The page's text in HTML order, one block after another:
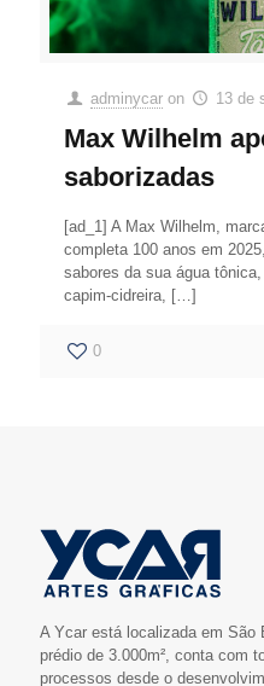
adminycar on 13 de
Max Wilhelm
saborizadas
[ad_1] A Max Wilhelm,
completa 100 anos em
sabores da sua água
capim-cidreira,
[…]
0
A Ycar está localizada em São
prédio de 3.000m², conta com
processos desde o